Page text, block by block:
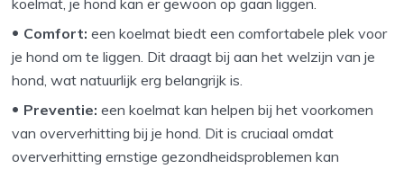
Comfort: een koelmat biedt een comfortabele plek voor
je hond om te liggen. Dit draagt bij aan het welzijn van je
hond, wat natuurlijk erg belangrijk is.
Preventie: een koelmat kan helpen bij het voorkomen
van oververhitting bij je hond. Dit is cruciaal omdat
oververhitting ernstige gezondheidsproblemen kan